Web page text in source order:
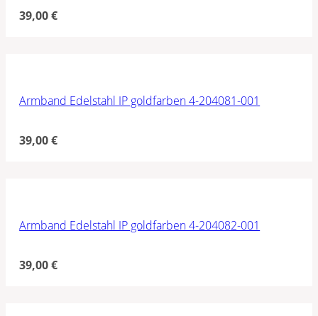
39,00€
Armband Edelstahl IP goldfarben 4-204081-001
39,00€
Armband Edelstahl IP goldfarben 4-204082-001
39,00€